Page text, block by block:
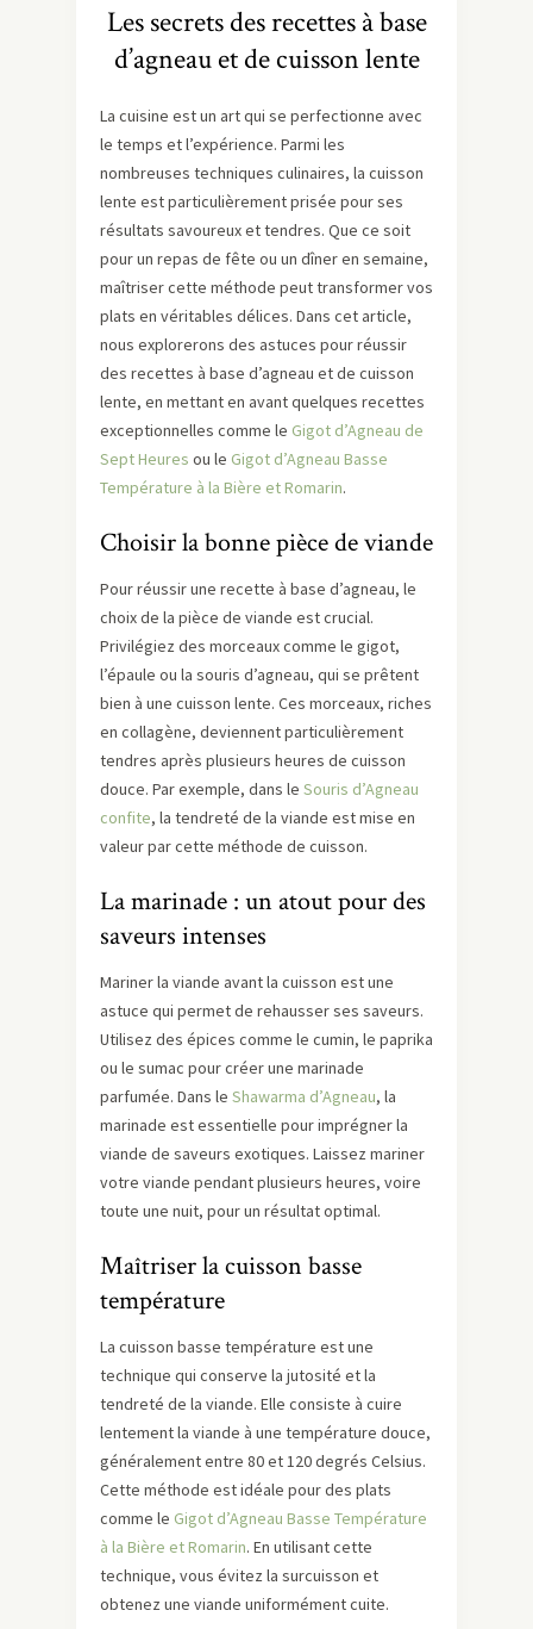
Les secrets des recettes à base
d’agneau et de cuisson lente
La cuisine est un art qui se perfectionne avec
le temps et l’expérience. Parmi les
nombreuses techniques culinaires, la cuisson
lente est particulièrement prisée pour ses
résultats savoureux et tendres. Que ce soit
pour un repas de fête ou un dîner en semaine,
maîtriser cette méthode peut transformer vos
plats en véritables délices. Dans cet article,
nous explorerons des astuces pour réussir
des recettes à base d’agneau et de cuisson
lente, en mettant en avant quelques recettes
exceptionnelles comme le Gigot d’Agneau de
Sept Heures ou le Gigot d’Agneau Basse
Température à la Bière et Romarin.
Choisir la bonne pièce de viande
Pour réussir une recette à base d’agneau, le
choix de la pièce de viande est crucial.
Privilégiez des morceaux comme le gigot,
l’épaule ou la souris d’agneau, qui se prêtent
bien à une cuisson lente. Ces morceaux, riches
en collagène, deviennent particulièrement
tendres après plusieurs heures de cuisson
douce. Par exemple, dans le Souris d’Agneau
confite, la tendreté de la viande est mise en
valeur par cette méthode de cuisson.
La marinade : un atout pour des
saveurs intenses
Mariner la viande avant la cuisson est une
astuce qui permet de rehausser ses saveurs.
Utilisez des épices comme le cumin, le paprika
ou le sumac pour créer une marinade
parfumée. Dans le Shawarma d’Agneau, la
marinade est essentielle pour imprégner la
viande de saveurs exotiques. Laissez mariner
votre viande pendant plusieurs heures, voire
toute une nuit, pour un résultat optimal.
Maîtriser la cuisson basse
température
La cuisson basse température est une
technique qui conserve la jutosité et la
tendreté de la viande. Elle consiste à cuire
lentement la viande à une température douce,
généralement entre 80 et 120 degrés Celsius.
Cette méthode est idéale pour des plats
comme le Gigot d’Agneau Basse Température
à la Bière et Romarin. En utilisant cette
technique, vous évitez la surcuisson et
obtenez une viande uniformément cuite.